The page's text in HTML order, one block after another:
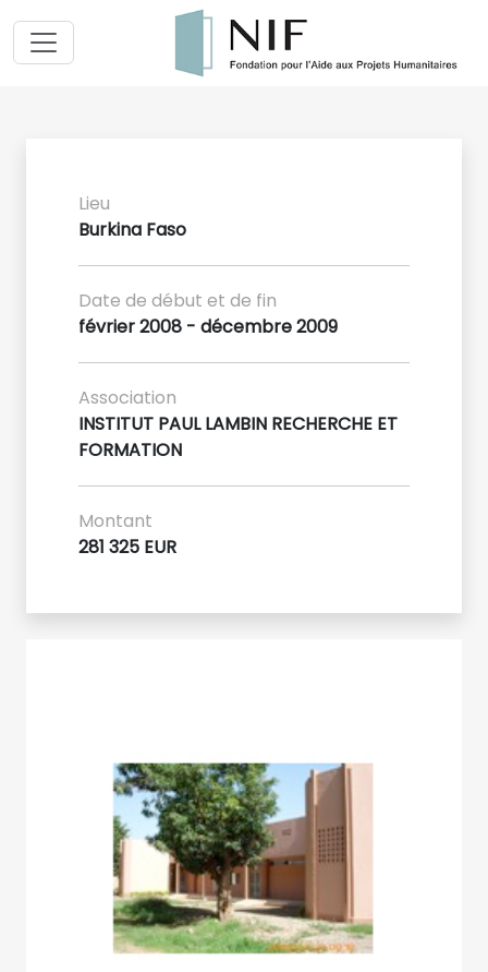
Lieu
Burkina Faso
Date de début et de fin
février 2008 - décembre 2009
Association
INSTITUT PAUL LAMBIN RECHERCHE ET
FORMATION
Montant
281 325 EUR